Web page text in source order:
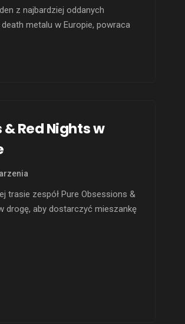
z najbardziej oddanych
metalu w Europie, powraca
Niemcy. Podczas
Red Nights w
trasie zespół Pure Obsessions &
drogę, aby dostarczyć mieszankę
jest również okazją do